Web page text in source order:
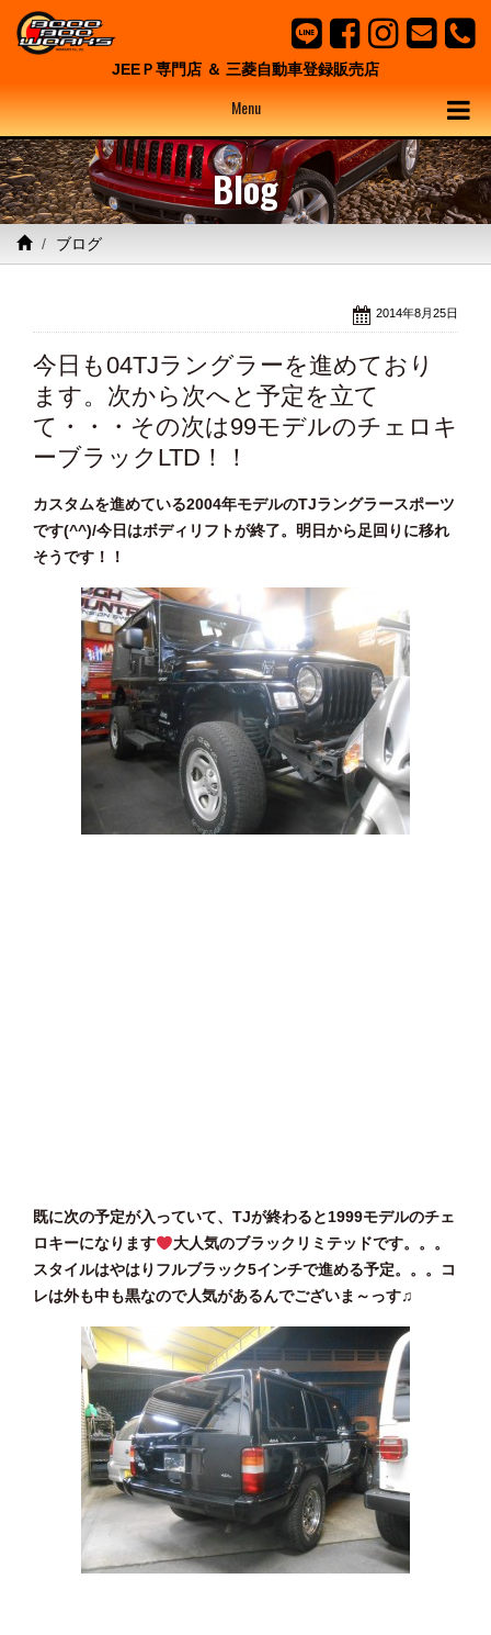
JEEＰ専門店 ＆ 三菱自動車登録販売店
Menu
Blog
ブログ
2014年8月25日
今日も04TJラングラーを進めており
ます。次から次へと予定を立て
て・・・その次は99モデルのチェロキ
ーブラックLTD！！
カスタムを進めている2004年モデルのTJラングラースポーツ
です(^^)/今日はボディリフトが終了。明日から足回りに移れ
そうです！！
既に次の予定が入っていて、TJが終わると1999モデルのチェ
ロキーになります
大人気のブラックリミテッドです。。。
スタイルはやはりフルブラック5インチで進める予定。。。コ
レは外も中も黒なので人気があるんでございま～っす♫